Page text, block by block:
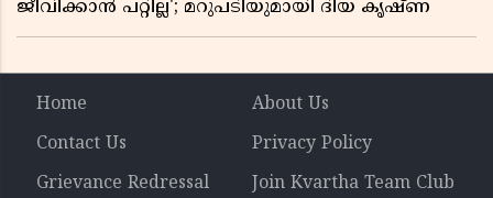
ജീവിക്കാൻ പറ്റില്ല'; മറുപടിയുമായി ദിയ കൃഷ്ണ
Home
About Us
Contact Us
Privacy Policy
Grievance Redressal
Join Kvartha Team Club